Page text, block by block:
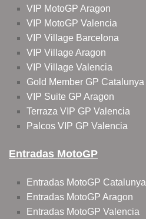
VIP MotoGP Aragon
VIP MotoGP Valencia
VIP Village Barcelona
VIP Village Aragon
VIP Village Valencia
Gold Member GP Catalunya
VIP Suite GP Aragon
Terraza VIP GP Valencia
Palcos VIP GP Valencia
Entradas MotoGP
Entradas MotoGP Catalunya
Entradas MotoGP Aragon
Entradas MotoGP Valencia